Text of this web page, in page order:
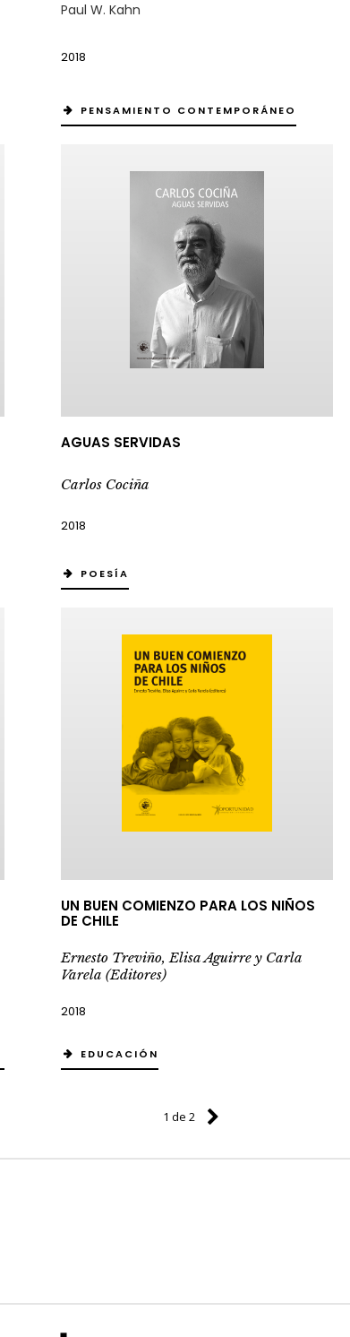
Paul W. Kahn
2018
PENSAMIENTO CONTEMPORÁNEO
AGUAS SERVIDAS
Carlos Cociña
2018
POESÍA
UN BUEN COMIENZO PARA LOS NIÑOS
DE CHILE
Ernesto Treviño, Elisa Aguirre y Carla
Varela (Editores)
2018
EDUCACIÓN
1 de 2